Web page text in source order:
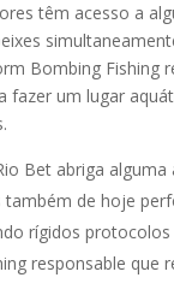
têm acesso a
Bombing Fishing
um lugar
Bet abriga
de hoje
rígidos
responsable que